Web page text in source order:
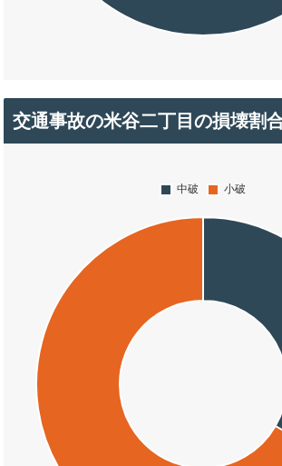
交通事故の米谷二丁目の損壊割